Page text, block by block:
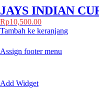
JAYS INDIAN
Rp10,500.00
Tambah ke keranjang
Assign footer menu
Add Widget